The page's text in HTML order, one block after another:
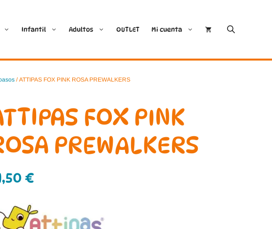
Cóndor
Deditos
Demax
Magical Shoes
Dodo Shoes
Igor
Infantil Adultos OUTLET Mi cuenta
/ ATTIPAS FOX PINK ROSA PREWALKERS
FOX PINK
PREWALKERS
€